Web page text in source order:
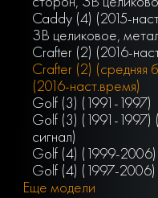
Caddy (4) (2015-
ЗВ целиковое,
Crafter (2) (2016-
Crafter (2) (средняя
(2016-наст.время)
Golf (3) (1991-1997)
Golf (3) (1991-
сигнал)
Golf (4) (1999-2006)
Golf (4) (1997-2006)
Еще модели